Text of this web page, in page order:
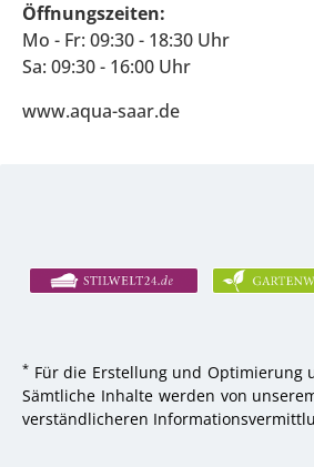
Öffnungszeiten:
Mo - Fr: 09:30 - 18:30 Uhr
Sa: 09:30 - 16:00 Uhr
www.aqua-saar.de
* Für die Erstellung und Optimierung
Sämtliche Inhalte werden von
verständlicheren